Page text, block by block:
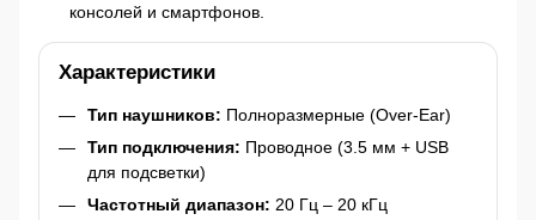
консолей и смартфонов.
Характеристики
Тип наушников: Полноразмерные (Over-Ear)
Тип подключения: Проводное (3.5 мм + USB
для подсветки)
Частотный диапазон: 20 Гц – 20 кГц